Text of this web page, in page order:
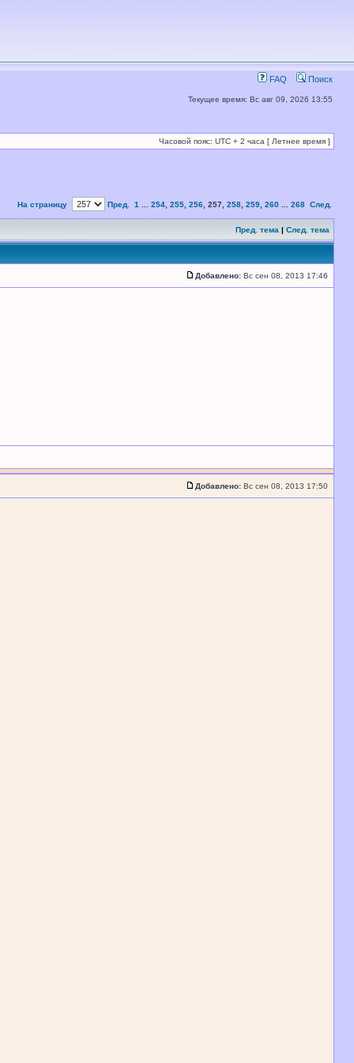
FAQ Поиск
Текущее время: Вс авг 09, 2026 13:55
Часовой пояс: UTC + 2 часа [ Летнее время ]
На страницу Пред. 1 254 255 256 257 258 259 260 268 След.
Пред. тема | След. тема
Добавлено: Вс сен 08, 2013 17:46
Добавлено: Вс сен 08, 2013 17:50